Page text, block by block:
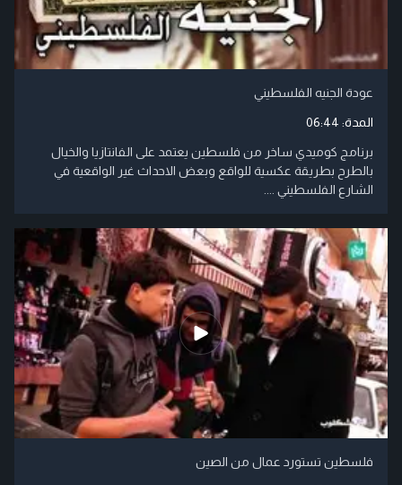
عودة الجنيه الفلسطيني
المدة: 06:44
برنامج كوميدي ساخر من فلسطين يعتمد على الفانتازيا والخيال
بالطرح بطريقة عكسية للواقع وبعض الاحداث غير الواقعية في
الشارع الفلسطيني ....
فلسطين تستورد عمال من الصين